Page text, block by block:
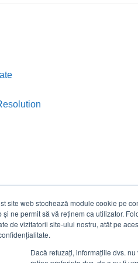
site web stochează module cookie pe
și ne permit să vă reținem ca utilizator.
de vizitatorii site-ului nostru, atât pe
Dacă refuzați, informațiile dvs.